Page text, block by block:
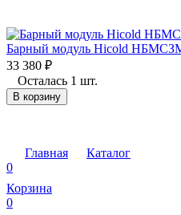
Барный модуль Hicold
33 380 ₽
Осталась 1 шт.
В корзину
Главная
Каталог
0
Корзина
0